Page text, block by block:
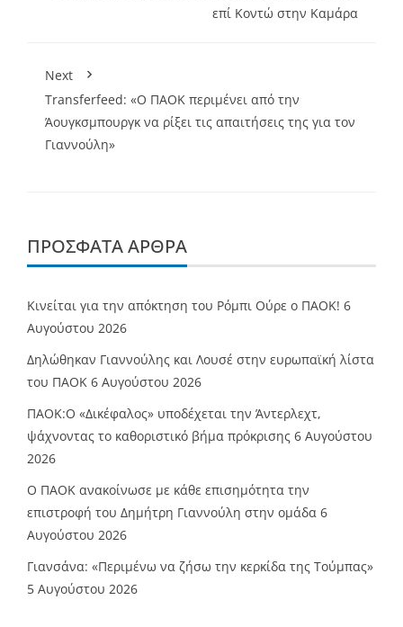
επί Κοντώ στην Καμάρα
Next
Transferfeed: «Ο ΠΑΟΚ περιμένει από την
Άουγκσμπουργκ να ρίξει τις απαιτήσεις της για τον
Γιαννούλη»
ΠΡΌΣΦΑΤΑ ΆΡΘΡΑ
Κινείται για την απόκτηση του Ρόμπι Ούρε ο ΠΑΟΚ! 6
Αυγούστου 2026
Δηλώθηκαν Γιαννούλης και Λουσέ στην ευρωπαϊκή λίστα
του ΠΑΟΚ 6 Αυγούστου 2026
ΠΑΟΚ:Ο «Δικέφαλος» υποδέχεται την Άντερλεχτ,
ψάχνοντας το καθοριστικό βήμα πρόκρισης 6 Αυγούστου
2026
Ο ΠΑΟΚ ανακοίνωσε με κάθε επισημότητα την
επιστροφή του Δημήτρη Γιαννούλη στην ομάδα 6
Αυγούστου 2026
Γιανσάνα: «Περιμένω να ζήσω την κερκίδα της Τούμπας»
5 Αυγούστου 2026